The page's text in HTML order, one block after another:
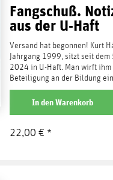
Fangschuß.
aus der U-Haft
Versand hat begonnen! Kurt
Jahrgang 1999, sitzt seit dem
2024 in U-Haft. Man wirft ihm
Beteiligung an der Bildung
terroristischen Vereinigung...
weiterlesen
In denWarenkorb
22,00 € *